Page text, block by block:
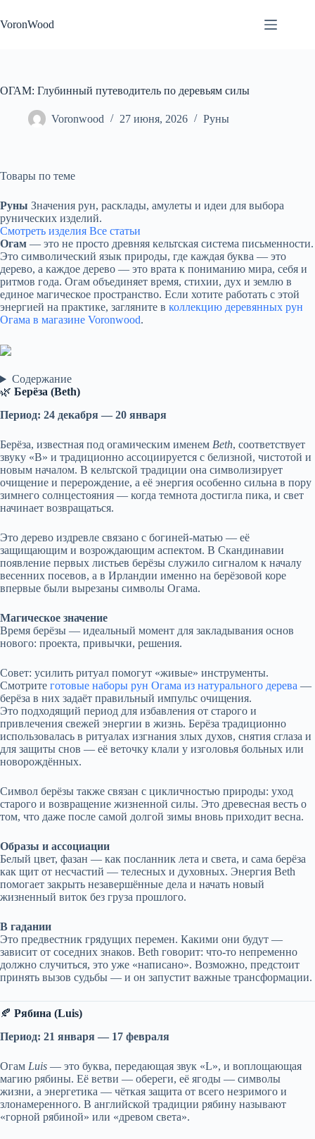
к
сути
VoronWood
ОГАМ: Глубинный путеводитель по деревьям силы
Voronwood 27 июня, 2026 Руны
Товары по теме
Руны Значения рун, расклады, амулеты и идеи для выбора
рунических изделий.
Смотреть изделия Все статьи
Огам — это не просто древняя кельтская система письменности.
Это символический язык природы, где каждая буква — это
дерево, а каждое дерево — это врата к пониманию мира, себя и
ритмов года. Огам объединяет время, стихии, дух и землю в
единое магическое пространство. Если хотите работать с этой
энергией на практике, загляните в коллекцию деревянных рун
Огама в магазине Voronwood.
Содержание
🌿 Берёза (Beth)
Период: 24 декабря — 20 января
Берёза, известная под огамическим именем Beth, соответствует
звуку «B» и традиционно ассоциируется с белизной, чистотой и
новым началом. В кельтской традиции она символизирует
очищение и перерождение, а её энергия особенно сильна в пору
зимнего солнцестояния — когда темнота достигла пика, и свет
начинает возвращаться.
Это дерево издревле связано с богиней-матью — её
защищающим и возрождающим аспектом. В Скандинавии
появление первых листьев берёзы служило сигналом к началу
весенних посевов, а в Ирландии именно на берёзовой коре
впервые были вырезаны символы Огама.
Магическое значение
Время берёзы — идеальный момент для закладывания основ
нового: проекта, привычки, решения.
Совет: усилить ритуал помогут «живые» инструменты.
Смотрите готовые наборы рун Огама из натурального дерева —
берёза в них задаёт правильный импульс очищения.
Это подходящий период для избавления от старого и
привлечения свежей энергии в жизнь. Берёза традиционно
использовалась в ритуалах изгнания злых духов, снятия сглаза и
для защиты снов — её веточку клали у изголовья больных или
новорождённых.
Символ берёзы также связан с цикличностью природы: уход
старого и возвращение жизненной силы. Это древесная весть о
том, что даже после самой долгой зимы вновь приходит весна.
Образы и ассоциации
Белый цвет, фазан — как посланник лета и света, и сама берёза
как щит от несчастий — телесных и духовных. Энергия Beth
помогает закрыть незавершённые дела и начать новый
жизненный виток без груза прошлого.
В гадании
Это предвестник грядущих перемен. Какими они будут —
зависит от соседних знаков. Beth говорит: что-то непременно
должно случиться, это уже «написано». Возможно, предстоит
принять вызов судьбы — и он запустит важные трансформации.
🍂 Рябина (Luis)
Период: 21 января — 17 февраля
Огам Luis — это буква, передающая звук «L», и воплощающая
магию рябины. Её ветви — обереги, её ягоды — символы
жизни, а энергетика — чёткая защита от всего незримого и
злонамеренного. В английской традиции рябину называют
«горной рябиной» или «древом света».